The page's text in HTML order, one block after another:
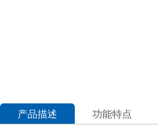
产品描述 功能特点